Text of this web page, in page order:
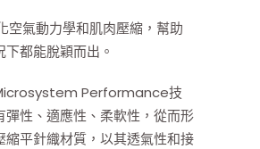
空氣動力學和肌肉壓縮，幫助
都能脫穎而出。
Performance技
彈性、適應性、柔軟性，從而形
縮平針織材質，以其透氣性和接